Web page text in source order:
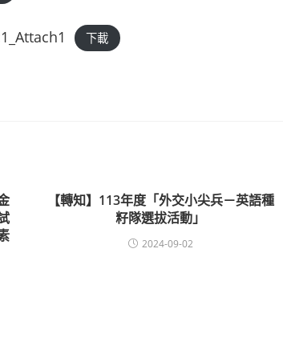
下載
【轉知】113年度「外交小尖兵－英語種
籽隊選拔活動」
2024-09-02